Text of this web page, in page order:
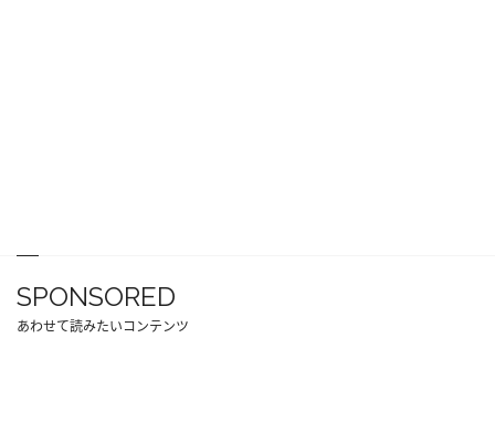
SPONSORED
あわせて読みたいコンテンツ